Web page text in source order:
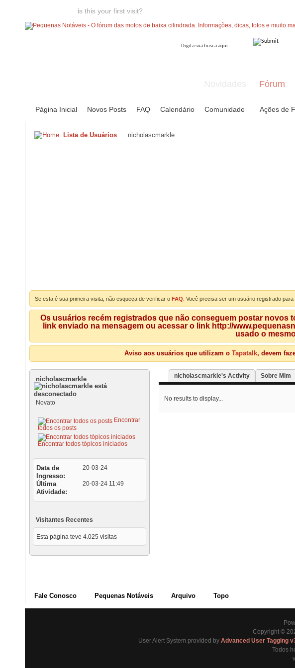
is this your first visit?
Fórum
Página Inicial Novos Posts FAQ Calendário Comunidade Ações de
Lista de Usuários nicholascmarkle
Se esta é sua primeira visita, não esqueça de verificar o FAQ . Você precisa ser um usuário registrado
Os usuários recém registrados que não conseguem postar novos
link enviado na mensagem ou acessar o link http://
usado o
Aviso aos usuários que utilizam o Tapatalk, devem
nicholascmarkle
Novato
Encontrar
todos os posts
Encontrar todos tópicos iniciados
Data de
Ingresso
20-03-24
Última
Atividade
20-03-24 11:49
Visitantes Recentes
Esta página teve 4.025 visitas
nicholascmarkle's Activity Sobre Mim
No results to display...
Fale Conosco Pequenas Notáveis Arquivo Topo
Copyright ©
User Alert System provided by Advanced User Tagging
Todos